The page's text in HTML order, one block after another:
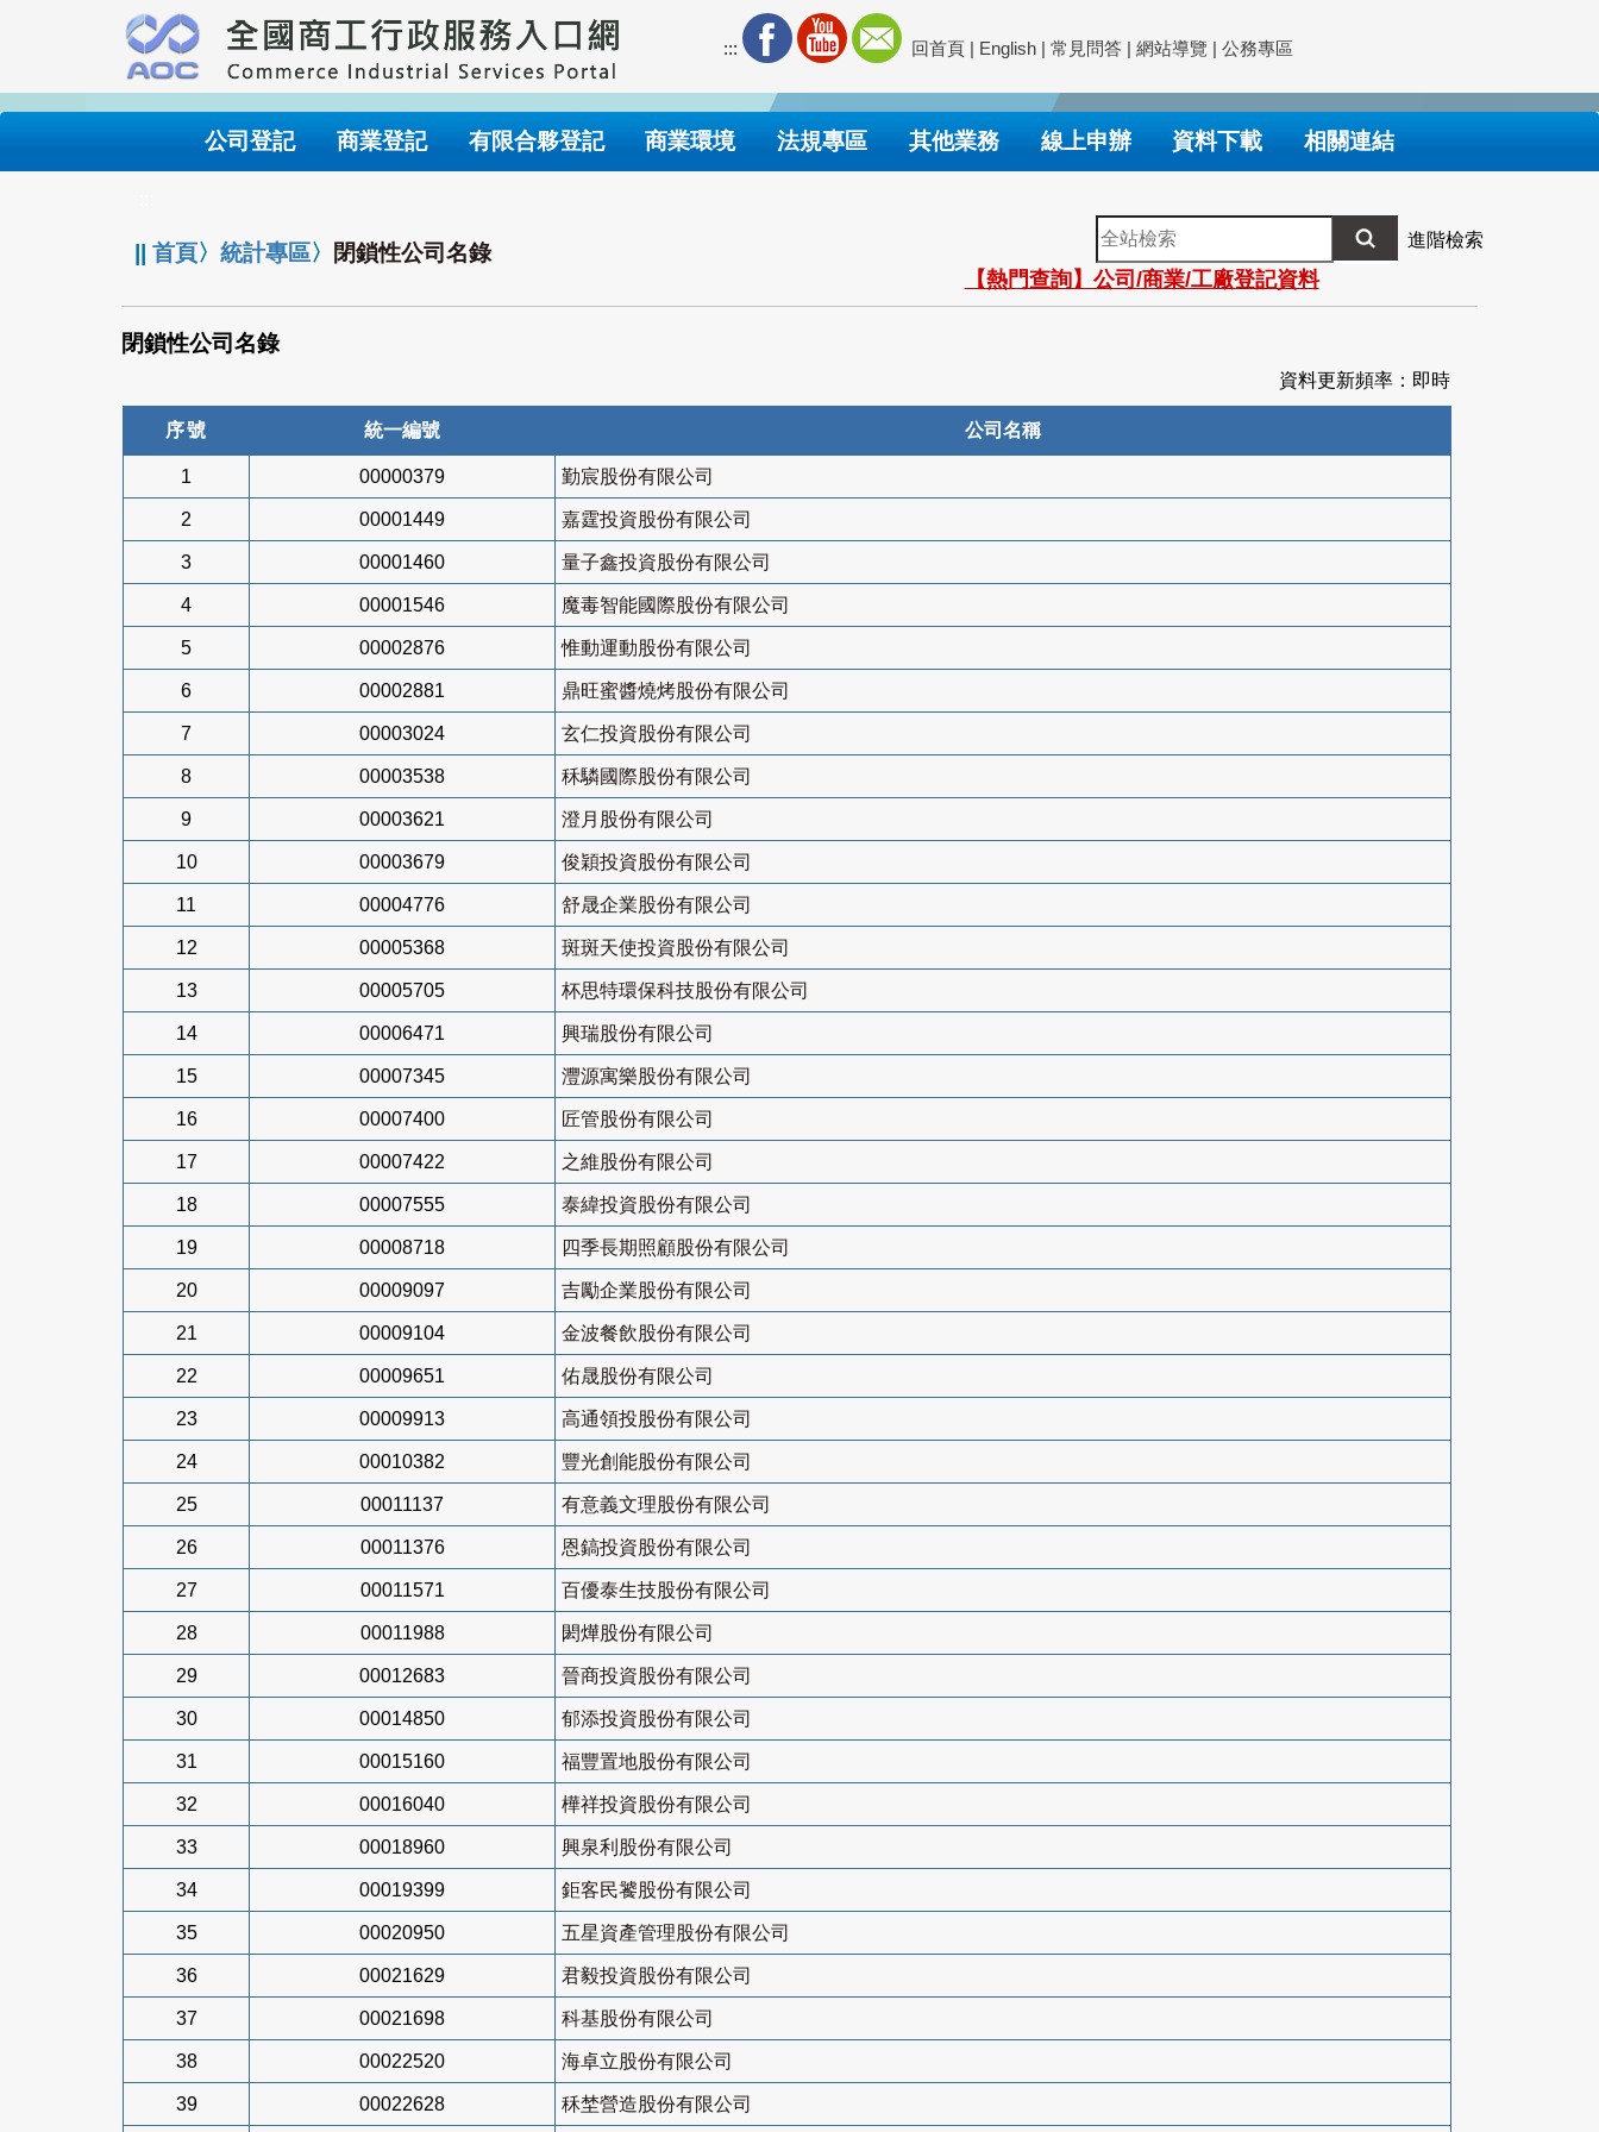
要
內
::: 回首頁 | English | 常見問答 | 網站導覽 | 公務專區
公司登記 商業登記 有限合夥登記 商業環境 法規專區 其他業務 線上申辦 資料下載 相關連結
||首頁〉統計專區〉 閉鎖性公司名錄
全
站
檢
索
進階檢索
【熱門查詢】公司/商業/工廠登記資料
閉鎖性公司名錄
資料更新頻率：即時
序號 統一編號 公司名稱
1 00000379 勤宸股份有限公司
2 00001449 嘉霆投資股份有限公司
3 00001460 量子鑫投資股份有限公司
4 00001546 魔毒智能國際股份有限公司
5 00002876 惟動運動股份有限公司
6 00002881 鼎旺蜜醬燒烤股份有限公司
7 00003024 玄仁投資股份有限公司
8 00003538 秝驎國際股份有限公司
9 00003621 澄月股份有限公司
10 00003679 俊穎投資股份有限公司
11 00004776 舒晟企業股份有限公司
12 00005368 斑斑天使投資股份有限公司
13 00005705 杯思特環保科技股份有限公司
14 00006471 興瑞股份有限公司
15 00007345 灃源寓樂股份有限公司
16 00007400 匠管股份有限公司
17 00007422 之維股份有限公司
18 00007555 泰緯投資股份有限公司
19 00008718 四季長期照顧股份有限公司
20 00009097 吉勵企業股份有限公司
21 00009104 金波餐飲股份有限公司
22 00009651 佑晟股份有限公司
23 00009913 高通領投股份有限公司
24 00010382 豐光創能股份有限公司
25 00011137 有意義文理股份有限公司
26 00011376 恩鎬投資股份有限公司
27 00011571 百優泰生技股份有限公司
28 00011988 閎燁股份有限公司
29 00012683 晉商投資股份有限公司
30 00014850 郁添投資股份有限公司
31 00015160 福豐置地股份有限公司
32 00016040 樺祥投資股份有限公司
33 00018960 興泉利股份有限公司
34 00019399 鉅客民饕股份有限公司
35 00020950 五星資產管理股份有限公司
36 00021629 君毅投資股份有限公司
37 00021698 科基股份有限公司
38 00022520 海卓立股份有限公司
39 00022628 秝埜營造股份有限公司